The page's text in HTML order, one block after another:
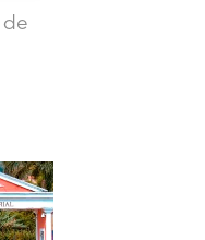
de